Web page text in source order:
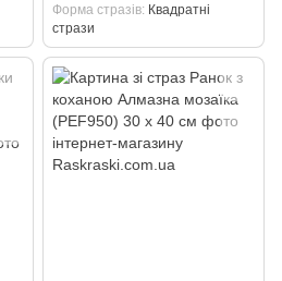
Форма стразів Квадратні
стрази